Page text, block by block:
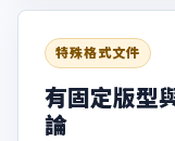
特殊格式文件
有固定版型
論